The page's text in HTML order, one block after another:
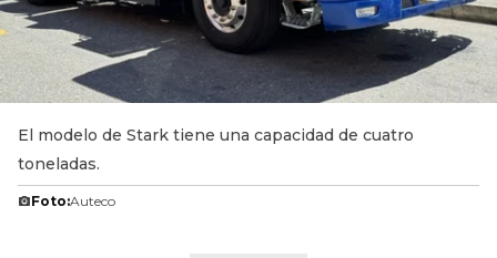
El modelo de Stark tiene una capacidad de cuatro
toneladas.
Foto:Auteco